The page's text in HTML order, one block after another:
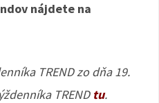
nájdete na
TREND zo dňa 19.
TREND tu.